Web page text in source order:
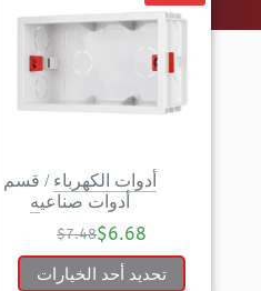
أدوات الكهرباء / قسم
أدوات صناعيه
$7.48$6.68
تحديد أحد الخيارات